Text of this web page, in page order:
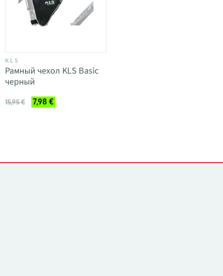
KLS
Рамный чехол KLS Basic
черный
15,95 € 7,98 €